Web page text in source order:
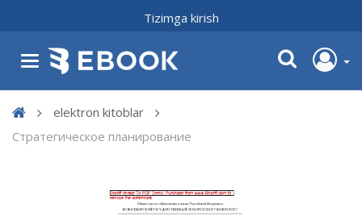
Tizimga kirish
elektron kitoblar
Стратегическое планирование